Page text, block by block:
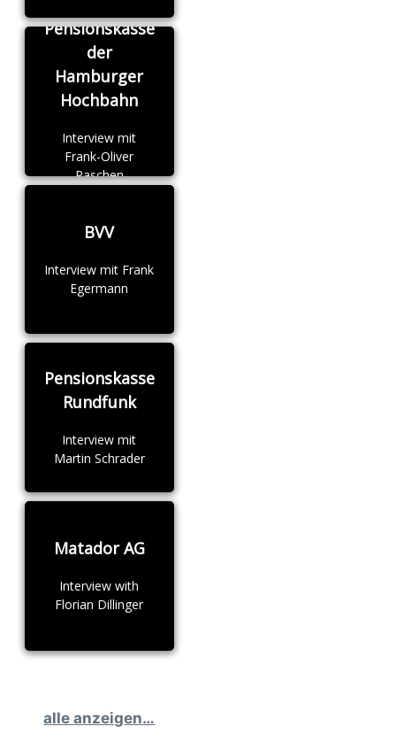
Pensionskasse
der
Hamburger
Hochbahn
Interview mit
Frank-Oliver
Paschen
BVV
Interview mit Frank
Egermann
Pensionskasse
Rundfunk
Interview mit
Martin Schrader
Matador AG
Interview with
Florian Dillinger
alle anzeigen…